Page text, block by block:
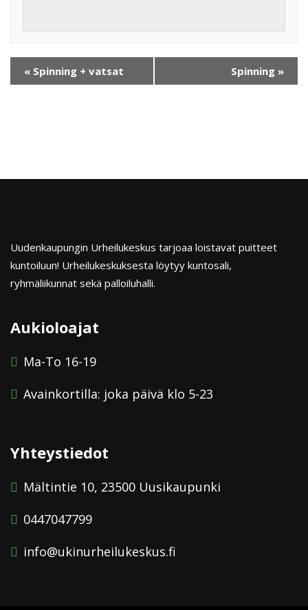
« Spinning + vatsat Spinning »
Uudenkaupungin Urheilukeskus tarjoaa loistavat puitteet
kuntoiluun! Urheilukeskuksesta löytyy kuntosali,
ryhmäliikunnat sekä palloiluhalli.
Aukioloajat
Ma-To 16-19
Avainkortilla: joka päivä klo 5-23
Yhteystiedot
Mältintie 10, 23500 Uusikaupunki
0447047799
info@ukinurheilukeskus.fi